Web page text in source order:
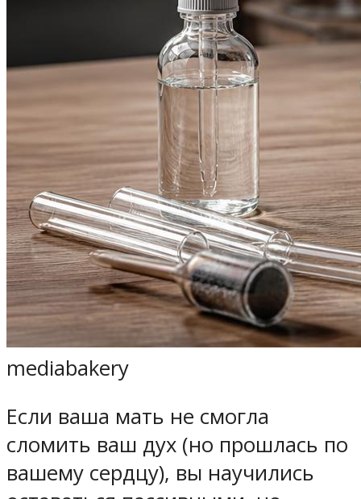
mediabakery
Если ваша мать не смогла
сломить ваш дух (но прошлась по
вашему сердцу), вы научились